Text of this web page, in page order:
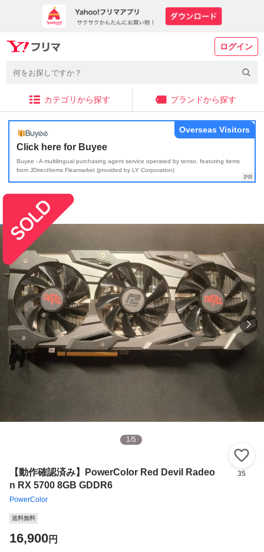
ログイン
カテゴリから探す ブランドから探す
Click here for Buyee
Buyee - A multilingual purchasing agent service operated by tenso, featuring items
from JDirectItems Fleamarket (provided by LY Corporation)
Overseas Visitors
1/5
【動作確認済み】PowerColor Red Devil Radeo
n RX 5700 8GB GDDR6
PowerColor
35
送料無料
16,900円